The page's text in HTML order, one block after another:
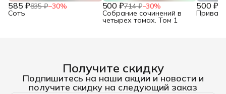
585 ₽835 ₽−30%
Сотъ
500 ₽714 ₽−30%
Собрание сочинений в
четырех томах. Том 1
500 ₽
Получите скидку
Подпишитесь на наши акции и новости и
получите скидку на следующий заказ